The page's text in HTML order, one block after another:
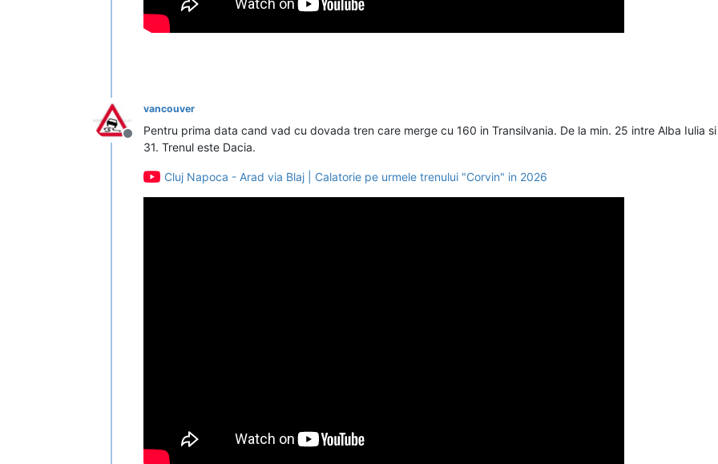
Deconectat
vancouver
Pentru prima data cand vad cu dovada tren care merge cu 160 in Transilvania. De la min. 25 intre Alba Iulia
31. Trenul este Dacia.
Cluj Napoca - Arad via Blaj | Calatorie pe urmele trenului "Corvin" in 2026